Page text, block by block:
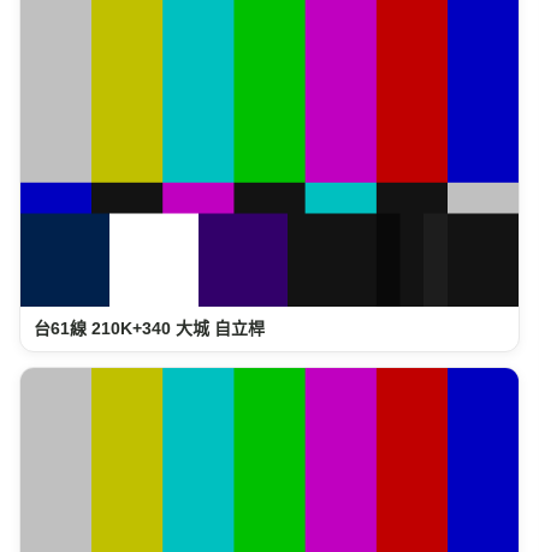
台61線 210K+340 大城 自立桿